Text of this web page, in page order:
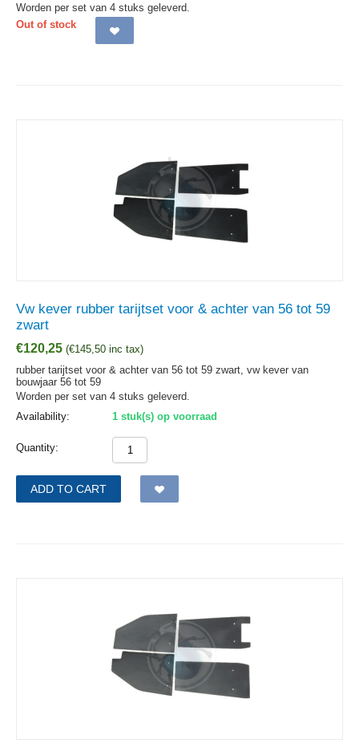
Worden per set van 4 stuks geleverd.
Out of stock
Vw kever rubber tarijtset voor & achter van 56 tot 59
zwart
€120,25 (€145,50 inc tax)
rubber tarijtset voor & achter van 56 tot 59 zwart, vw kever van
bouwjaar 56 tot 59
Worden per set van 4 stuks geleverd.
Availability:
1 stuk(s) op voorraad
Quantity:
ADD TO CART